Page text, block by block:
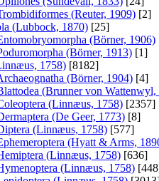
(Reuter, 1909) [2]
(Lubbock, 1870) [25]
(Börner, 1906)
(Börner, 1913) [1]
1758) [8182]
(Börner, 1904) [4]
(Brunner von Wattenwyl,
(Linnæus, 1758) [2357]
(De Geer, 1773) [8]
(Linnæus, 1758) [577]
(Hyatt & Arms,
(Linnæus, 1758) [636]
(Linnæus, 1758)